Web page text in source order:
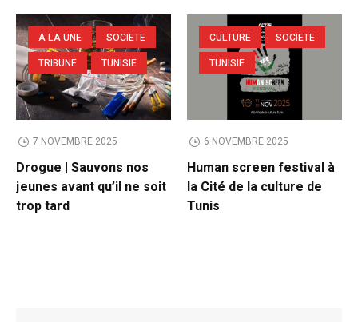
A LA UNE
SOCIETE
TRIBUNE
TUNISIE
7 NOVEMBRE 2025
Drogue | Sauvons nos
jeunes avant qu’il ne soit
trop tard
CULTURE
SOCIETE
TUNISIE
6 NOVEMBRE 2025
Human screen festival à
la Cité de la culture de
Tunis